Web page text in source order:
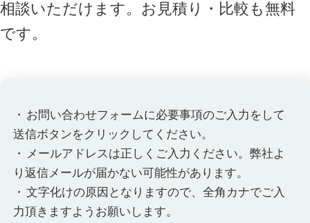
相談いただけます。お見積り・比較も無料
です。
お問い合わせフォームに必要事項のご入力をして
送信ボタンをクリックしてください。
メールアドレスは正しくご入力ください。弊社よ
り返信メールが届かない可能性があります。
文字化けの原因となりますので、全角カナでご入
力頂きますようお願いします。